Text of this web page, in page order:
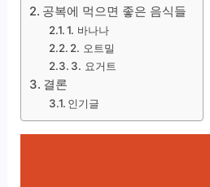
공복에 먹으면 좋은 음식들
1. 바나나
2. 오트밀
3. 요거트
결론
인기글